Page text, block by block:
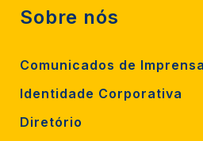
Sobre nós
Comunicados de Imprensa
Identidade Corporativa
Diretório